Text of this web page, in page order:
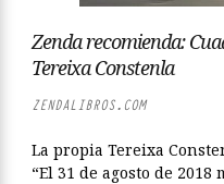
Zenda recomienda:
Tereixa Constenla
ZENDALIBROS.COM
La propia Tereixa
“El 31 de agosto de